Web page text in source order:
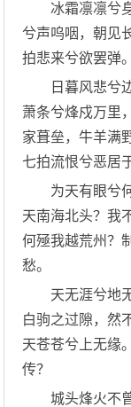
冰霜凛凛兮身
兮声呜咽，朝见
拍悲来兮欲罢弹。
日暮风悲兮边
萧条兮烽戍万里
家葺垒，牛羊满
七拍流恨兮恶居
为天有眼兮何
天南海北头？我
何殛我越荒州？
愁。
天无涯兮地无
白驹之过隙，然
天苍苍兮上无缘
传？
城头烽火不曾